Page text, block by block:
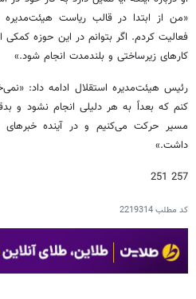
«من از ابتدا در قالب ریاست
فعالیت کردم. اگر بتوانم در این حوزه کمکی
کارهای زیرساختی و بلندمدت انجام شود.»
رئیس هیئت‌مدیره استقلال ادامه داد:
کنم که بعداً به هر دلیلی انجام نشود و
مسیر حرکت می‌کنیم و در آینده خبرهای
داشت.»
257 251
کد مطلب2219314